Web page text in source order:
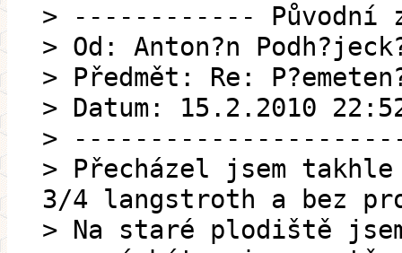
> ------------ Původní
> Od: Anton?n
> Předmět: Re:
> Datum: 15.2.2010
>
> Přecházel jsem
3/4 langstroth a bez
> Na staré plodiště